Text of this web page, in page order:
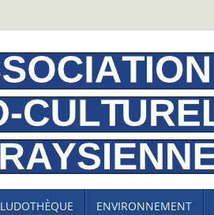
LUDOTHÈQUE ENVIRONNEMENT